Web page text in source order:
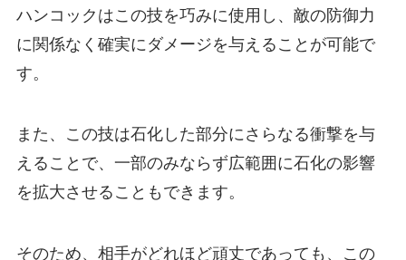
ハンコックはこの技を巧みに使用し、敵の防御力
に関係なく確実にダメージを与えることが可能で
す。
また、この技は石化した部分にさらなる衝撃を与
えることで、一部のみならず広範囲に石化の影響
を拡大させることもできます。
そのため、相手がどれほど頑丈であっても、この